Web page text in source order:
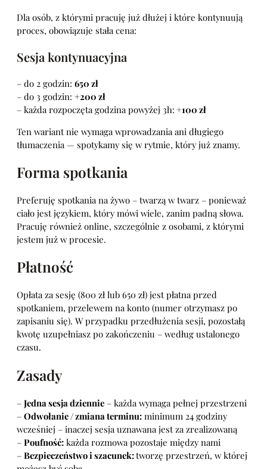
Dla osób, z którymi pracuję już dłużej i które kontynuują
proces, obowiązuje stała cena:
Sesja kontynuacyjna
– do 2 godzin: 650 zł
– do 3 godzin: +200 zł
– każda rozpoczęta godzina powyżej 3h: +100 zł
Ten wariant nie wymaga wprowadzania ani długiego
tłumaczenia — spotykamy się w rytmie, który już znamy.
Forma spotkania
Preferuję spotkania na żywo – twarzą w twarz – ponieważ
ciało jest językiem, który mówi wiele, zanim padną słowa.
Pracuję również online, szczególnie z osobami, z którymi
jestem już w procesie.
Płatność
Opłata za sesję (800 zł lub 650 zł) jest płatna przed
spotkaniem, przelewem na konto (numer otrzymasz po
zapisaniu się). W przypadku przedłużenia sesji, pozostałą
kwotę uzupełniasz po zakończeniu – według ustalonego
czasu.
Zasady
– Jedna sesja dziennie – każda wymaga pełnej przestrzeni
– Odwołanie / zmiana terminu: minimum 24 godziny
wcześniej – inaczej sesja uznawana jest za zrealizowaną
– Poufność: każda rozmowa pozostaje między nami
– Bezpieczeństwo i szacunek:tworzę przestrzeń, w której